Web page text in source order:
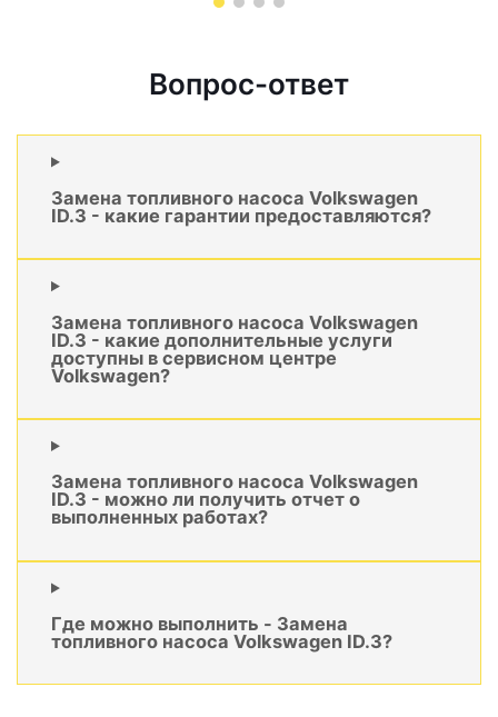
Вопрос-ответ
Замена топливного насоса Volkswagen
ID.3 - какие гарантии предоставляются?
Замена топливного насоса Volkswagen
ID.3 - какие дополнительные услуги
доступны в сервисном центре
Volkswagen?
Замена топливного насоса Volkswagen
ID.3 - можно ли получить отчет о
выполненных работах?
Где можно выполнить - Замена
топливного насоса Volkswagen ID.3?